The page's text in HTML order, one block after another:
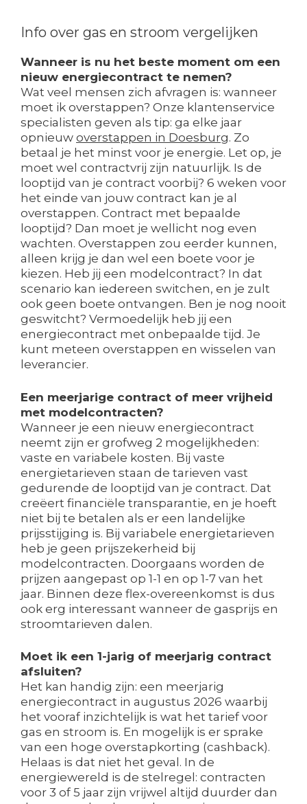
Info over gas en stroom vergelijken
Wanneer is nu het beste moment om een
nieuw energiecontract te nemen?
Wat veel mensen zich afvragen is: wanneer
moet ik overstappen? Onze klantenservice
specialisten geven als tip: ga elke jaar
opnieuw overstappen in Doesburg. Zo
betaal je het minst voor je energie. Let op, je
moet wel contractvrij zijn natuurlijk. Is de
looptijd van je contract voorbij? 6 weken voor
het einde van jouw contract kan je al
overstappen. Contract met bepaalde
looptijd? Dan moet je wellicht nog even
wachten. Overstappen zou eerder kunnen,
alleen krijg je dan wel een boete voor je
kiezen. Heb jij een modelcontract? In dat
scenario kan iedereen switchen, en je zult
ook geen boete ontvangen. Ben je nog nooit
geswitcht? Vermoedelijk heb jij een
energiecontract met onbepaalde tijd. Je
kunt meteen overstappen en wisselen van
leverancier.
Een meerjarige contract of meer vrijheid
met modelcontracten?
Wanneer je een nieuw energiecontract
neemt zijn er grofweg 2 mogelijkheden:
vaste en variabele kosten. Bij vaste
energietarieven staan de tarieven vast
gedurende de looptijd van je contract. Dat
creëert financiële transparantie, en je hoeft
niet bij te betalen als er een landelijke
prijsstijging is. Bij variabele energietarieven
heb je geen prijszekerheid bij
modelcontracten. Doorgaans worden de
prijzen aangepast op 1-1 en op 1-7 van het
jaar. Binnen deze flex-overeenkomst is dus
ook erg interessant wanneer de gasprijs en
stroomtarieven dalen.
Moet ik een 1-jarig of meerjarig contract
afsluiten?
Het kan handig zijn: een meerjarig
energiecontract in augustus 2026 waarbij
het vooraf inzichtelijk is wat het tarief voor
gas en stroom is. En mogelijk is er sprake
van een hoge overstapkorting (cashback).
Helaas is dat niet het geval. In de
energiewereld is de stelregel: contracten
voor 3 of 5 jaar zijn vrijwel altijd duurder dan